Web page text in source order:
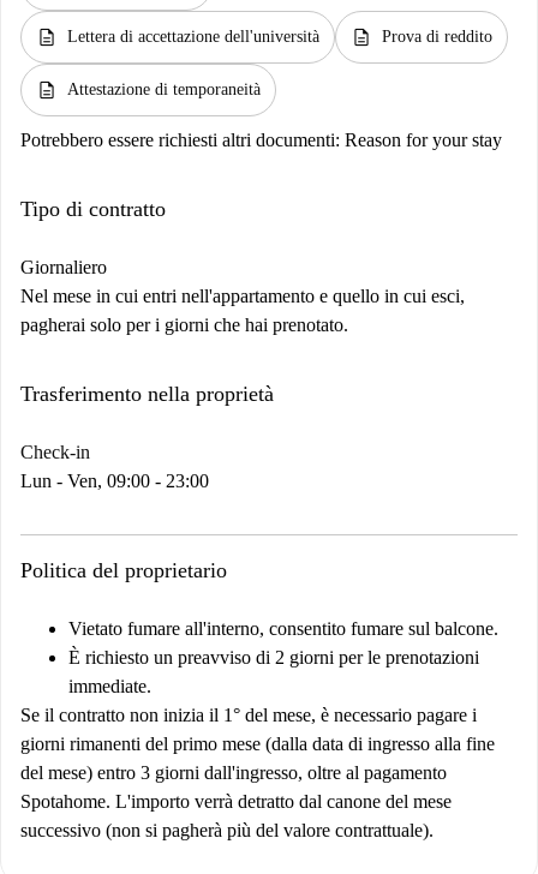
description Lettera di accettazione dell'università description Prova di reddito
description Attestazione di temporaneità
Potrebbero essere richiesti altri documenti: Reason for your stay
Tipo di contratto
Giornaliero
Nel mese in cui entri nell'appartamento e quello in cui esci,
pagherai solo per i giorni che hai prenotato.
Trasferimento nella proprietà
Check-in
Lun - Ven, 09:00 - 23:00
Politica del proprietario
Vietato fumare all'interno, consentito fumare sul balcone.
È richiesto un preavviso di 2 giorni per le prenotazioni
immediate.
Se il contratto non inizia il 1° del mese, è necessario pagare i
giorni rimanenti del primo mese (dalla data di ingresso alla fine
del mese) entro 3 giorni dall'ingresso, oltre al pagamento
Spotahome. L'importo verrà detratto dal canone del mese
successivo (non si pagherà più del valore contrattuale).